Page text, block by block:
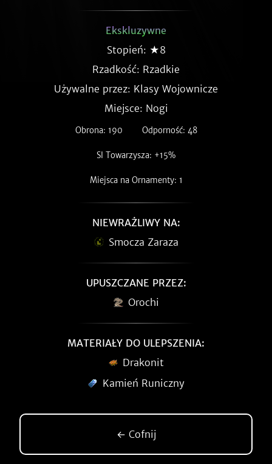
Ekskluzywne
Stopień: ★8
Rzadkość: Rzadkie
Używalne przez: Klasy Wojownicze
Miejsce: Nogi
Obrona: 190 Odporność: 48
SI Towarzysza: +15%
Miejsca na Ornamenty: 1
NIEWRAŻLIWY NA:
Smocza Zaraza
UPUSZCZANE PRZEZ:
Orochi
MATERIAŁY DO ULEPSZENIA:
Drakonit
Kamień Runiczny
← Cofnij